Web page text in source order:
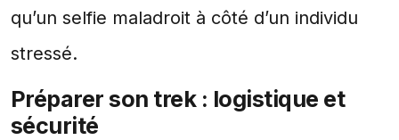
qu’un selfie maladroit à côté d’un individu
stressé.
Préparer son trek : logistique et
sécurité